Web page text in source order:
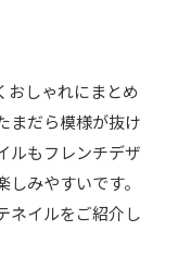
おしゃれにまとめ
まだら模様が抜け
ルもフレンチデザ
みやすいです。
ネイルをご紹介し